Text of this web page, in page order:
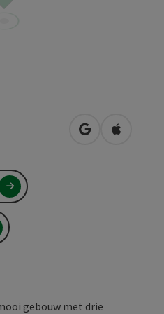
Openen inOpenen
gebouw met drie